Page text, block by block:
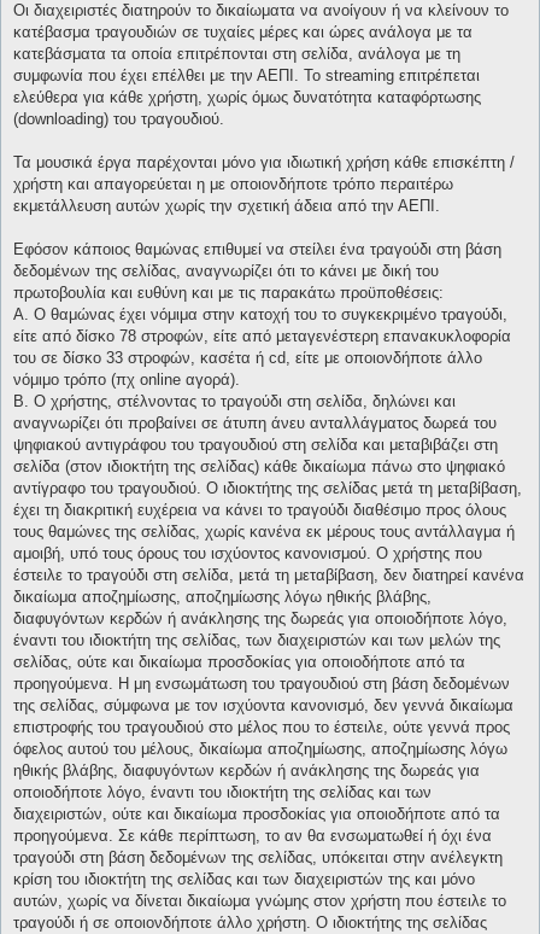
Οι διαχειριστές διατηρούν το δικαίωματα να ανοίγουν ή να κλείνουν το
κατέβασμα τραγουδιών σε τυχαίες μέρες και ώρες ανάλογα με τα
κατεβάσματα τα οποία επιτρέπονται στη σελίδα, ανάλογα με τη
συμφωνία που έχει επέλθει με την ΑΕΠΙ. Το streaming επιτρέπεται
ελεύθερα για κάθε χρήστη, χωρίς όμως δυνατότητα καταφόρτωσης
(downloading) του τραγουδιού.
Τα μουσικά έργα παρέχονται μόνο για ιδιωτική χρήση κάθε επισκέπτη /
χρήστη και απαγορεύεται η με οποιονδήποτε τρόπο περαιτέρω
εκμετάλλευση αυτών χωρίς την σχετική άδεια από την ΑΕΠΙ.
Εφόσον κάποιος θαμώνας επιθυμεί να στείλει ένα τραγούδι στη βάση
δεδομένων της σελίδας, αναγνωρίζει ότι το κάνει με δική του
πρωτοβουλία και ευθύνη και με τις παρακάτω προϋποθέσεις:
Α. Ο θαμώνας έχει νόμιμα στην κατοχή του το συγκεκριμένο τραγούδι,
είτε από δίσκο 78 στροφών, είτε από μεταγενέστερη επανακυκλοφορία
του σε δίσκο 33 στροφών, κασέτα ή cd, είτε με οποιονδήποτε άλλο
νόμιμο τρόπο (πχ online αγορά).
Β. Ο χρήστης, στέλνοντας το τραγούδι στη σελίδα, δηλώνει και
αναγνωρίζει ότι προβαίνει σε άτυπη άνευ ανταλλάγματος δωρεά του
ψηφιακού αντιγράφου του τραγουδιού στη σελίδα και μεταβιβάζει στη
σελίδα (στον ιδιοκτήτη της σελίδας) κάθε δικαίωμα πάνω στο ψηφιακό
αντίγραφο του τραγουδιού. Ο ιδιοκτήτης της σελίδας μετά τη μεταβίβαση,
έχει τη διακριτική ευχέρεια να κάνει το τραγούδι διαθέσιμο προς όλους
τους θαμώνες της σελίδας, χωρίς κανένα εκ μέρους τους αντάλλαγμα ή
αμοιβή, υπό τους όρους του ισχύοντος κανονισμού. Ο χρήστης που
έστειλε το τραγούδι στη σελίδα, μετά τη μεταβίβαση, δεν διατηρεί κανένα
δικαίωμα αποζημίωσης, αποζημίωσης λόγω ηθικής βλάβης,
διαφυγόντων κερδών ή ανάκλησης της δωρεάς για οποιοδήποτε λόγο,
έναντι του ιδιοκτήτη της σελίδας, των διαχειριστών και των μελών της
σελίδας, ούτε και δικαίωμα προσδοκίας για οποιοδήποτε από τα
προηγούμενα. Η μη ενσωμάτωση του τραγουδιού στη βάση δεδομένων
της σελίδας, σύμφωνα με τον ισχύοντα κανονισμό, δεν γεννά δικαίωμα
επιστροφής του τραγουδιού στο μέλος που το έστειλε, ούτε γεννά προς
όφελος αυτού του μέλους, δικαίωμα αποζημίωσης, αποζημίωσης λόγω
ηθικής βλάβης, διαφυγόντων κερδών ή ανάκλησης της δωρεάς για
οποιοδήποτε λόγο, έναντι του ιδιοκτήτη της σελίδας και των
διαχειριστών, ούτε και δικαίωμα προσδοκίας για οποιοδήποτε από τα
προηγούμενα. Σε κάθε περίπτωση, το αν θα ενσωματωθεί ή όχι ένα
τραγούδι στη βάση δεδομένων της σελίδας, υπόκειται στην ανέλεγκτη
κρίση του ιδιοκτήτη της σελίδας και των διαχειριστών της και μόνο
αυτών, χωρίς να δίνεται δικαίωμα γνώμης στον χρήστη που έστειλε το
τραγούδι ή σε οποιονδήποτε άλλο χρήστη. Ο ιδιοκτήτης της σελίδας